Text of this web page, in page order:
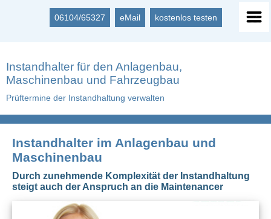
06104/65327 eMail kostenlos testen
Instandhalter für den Anlagenbau,
Maschinenbau und Fahrzeugbau
Prüftermine der Instandhaltung verwalten
Instandhalter im Anlagenbau und
Maschinenbau
Durch zunehmende Komplexität der Instandhaltung
steigt auch der Anspruch an die Maintenancer